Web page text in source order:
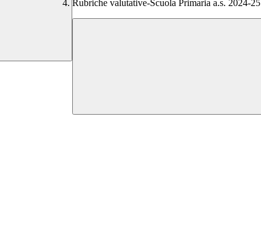
Rubriche valutative-Scuola Primaria a.s. 2024-25